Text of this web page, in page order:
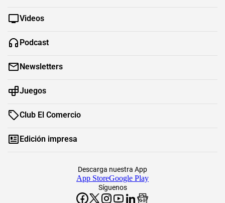
Videos
Podcast
Newsletters
Juegos
Club El Comercio
Edición impresa
Síguenos
Descarga nuestra App
App StoreGoogle Play